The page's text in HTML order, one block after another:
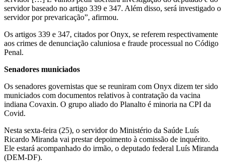
servidor baseado no artigo 339 e 347. Além disso, será investigado o
servidor por prevaricação”, afirmou.
Os artigos 339 e 347, citados por Onyx, se referem respectivamente
aos crimes de denunciação caluniosa e fraude processual no Código
Penal.
Senadores municiados
Os senadores governistas que se reuniram com Onyx dizem ter sido
municiados com documentos relativos à contratação da vacina
indiana Covaxin. O grupo aliado do Planalto é minoria na CPI da
Covid.
Nesta sexta-feira (25), o servidor do Ministério da Saúde Luís
Ricardo Miranda vai prestar depoimento à comissão de inquérito.
Ele estará acompanhado do irmão, o deputado federal Luís Miranda
(DEM-DF).